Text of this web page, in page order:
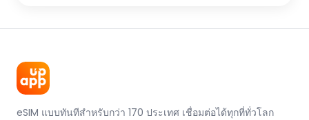
eSIM แบบทันทีสำหรับกว่า 170 ประเทศ เชื่อมต่อได้ทุกที่ทั่วโลก